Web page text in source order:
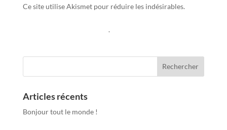
Ce site utilise Akismet pour réduire les indésirables.
.
Articles récents
Bonjour tout le monde !